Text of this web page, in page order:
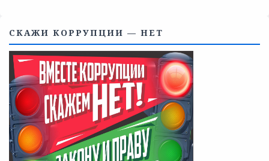
Телефоны учреждений, оказывающих меры социальной